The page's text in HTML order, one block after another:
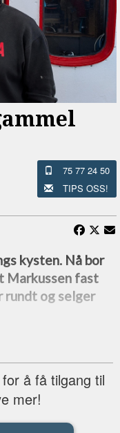
75 77 24 50
TIPS OSS!
kysten. Nå bor
Markussen fast
rundt og selger
å få tilgang til
mer!